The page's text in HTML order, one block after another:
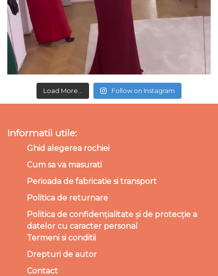
Load More... Follow on Instagram
Informatii utile:
Ghid alegerea rochiei
Cum sa va masurati
Perioada de fabricatie si transport
Politica de returnare
Politica de confidențialitate și de protecție a
datelor cu caracter personal
Termeni si conditii
Drepturi de autor
Contact